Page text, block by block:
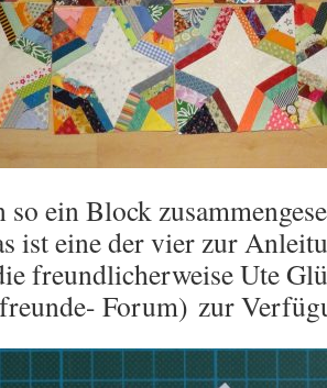
ein Block
ist eine der vier zur
freundlicherweise Ute
Forum) zur